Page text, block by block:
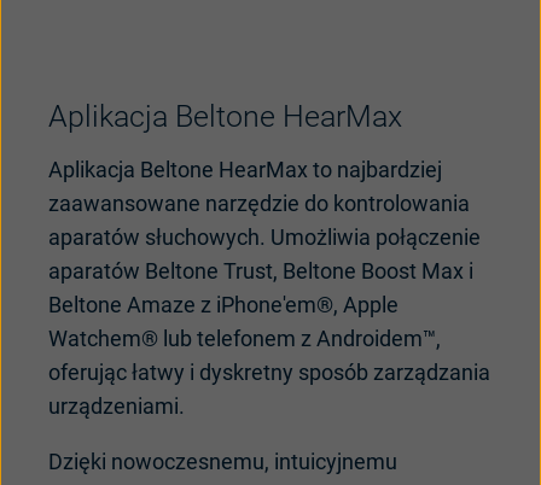
Aplikacja Beltone HearMax
Aplikacja Beltone HearMax to najbardziej
zaawansowane narzędzie do kontrolowania
aparatów słuchowych. Umożliwia połączenie
aparatów Beltone Trust, Beltone Boost Max i
Beltone Amaze z iPhone'em®, Apple
Watchem® lub telefonem z Androidem™,
oferującłatwy i dyskretny sposób zarządzania
urządzeniami.
Dzięki nowoczesnemu, intuicyjnemu